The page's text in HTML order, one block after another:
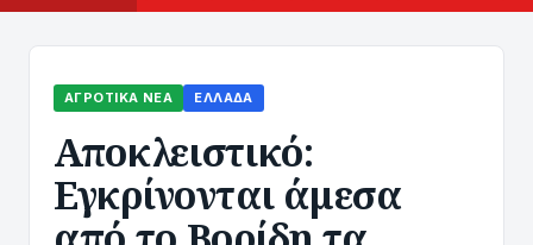
ΑΓΡΟΤΙΚΆ ΝΈΑ ΕΛΛΆΔΑ
Αποκλειστικό:
Εγκρίνονται άμεσα